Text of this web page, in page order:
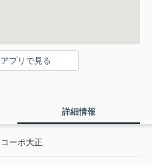
プリで見る
詳細情報
ーポ大正